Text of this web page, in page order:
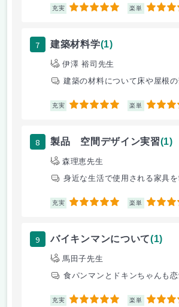
充実 5 楽単 5
7 建築材料学(1)
伊澤 裕司先生
建築の材料について床や屋根
充実 5 楽単 5
8 製品 空間デザイン実習(1)
森理恵先生
身近な生活で使用される家具を
充実 5 楽単 5
9 バイキンマンについて(1)
馬田子先生
充実 5 楽単 5